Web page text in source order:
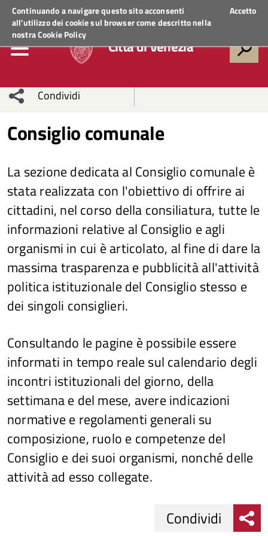
Continuando a navigare questo sito acconsenti
all'utilizzo dei cookie sul browser come descritto nella
nostraCookie Policy
Accetto
Regione VenetoACCEDI AI SERVIZI
Città di Venezia
Condividi
network
Condividi
Condividi
Facebook
su
Twitter
Condividi
su
Facebook
Condividi
su
Whatsapp
Consiglio comunale
La sezione dedicata al Consiglio comunale è
stata realizzata con l'obiettivo di offrire ai
cittadini, nel corso della consiliatura, tutte le
informazioni relative al Consiglio e agli
organismi in cui è articolato, al fine di dare la
massima trasparenza e pubblicità all'attività
politica istituzionale del Consiglio stesso e
dei singoli consiglieri.
Consultando le pagine è possibile essere
informati in tempo reale sul calendario degli
incontri istituzionali del giorno, della
settimana e del mese, avere indicazioni
normative e regolamenti generali su
composizione, ruolo e competenze del
Consiglio e dei suoi organismi, nonché delle
attività ad esso collegate.
Condividi